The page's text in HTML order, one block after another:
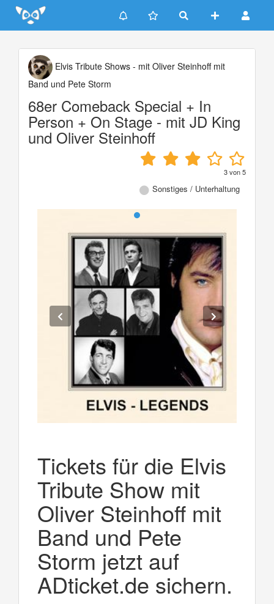
Update cookies preferences
Elvis Tribute Shows - mit Oliver Steinhoff mit
Band und Pete Storm
68er Comeback Special + In
Person + On Stage - mit JD King
und Oliver Steinhoff
3von5
Sonstiges / Unterhaltung
Tickets für die Elvis
Tribute Show mit
Oliver Steinhoff mit
Band und Pete
Storm jetzt auf
ADticket.de sichern.